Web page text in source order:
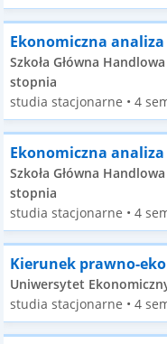
Ekonomiczna
Szkoła Główna
stopnia
studia stacjonarne • 4
Ekonomiczna
Szkoła Główna
stopnia
studia stacjonarne • 4
Kierunek prawno-
Uniwersytet
studia stacjonarne • 4